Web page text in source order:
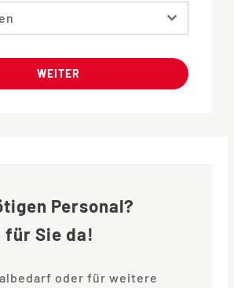
WEITER
Personal?
für Sie da!
oder für weitere